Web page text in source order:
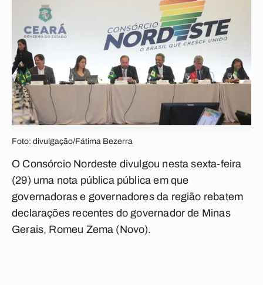
Foto: divulgação/Fátima Bezerra
O Consórcio Nordeste divulgou nesta sexta-feira
(29) uma nota pública pública em que
governadoras e governadores da região rebatem
declarações recentes do governador de Minas
Gerais, Romeu Zema (Novo).